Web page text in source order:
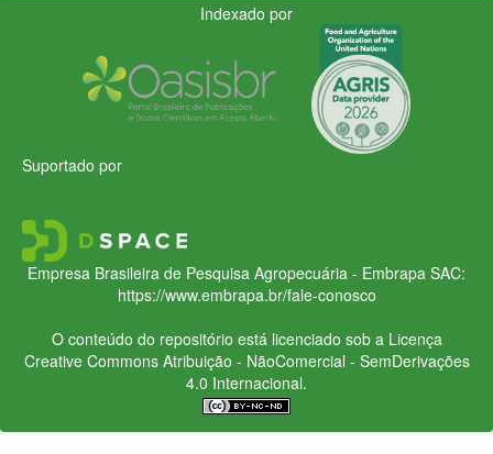
Indexado por
Suportado por
Empresa Brasileira de Pesquisa Agropecuária - Embrapa SAC:
https://www.embrapa.br/fale-conosco
O conteúdo do repositório está licenciado sob a Licença
Creative CommonsAtribuição - NãoComercial - SemDerivações
4.0 Internacional.